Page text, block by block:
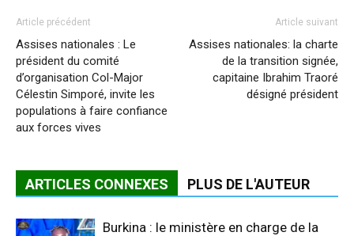
Article précédent
Assises nationales : Le
président du comité
d’organisation Col-Major
Célestin Simporé, invite les
populations à faire confiance
aux forces vives
Article suivant
Assises nationales: la charte
de la transition signée,
capitaine Ibrahim Traoré
désigné président
ARTICLES CONNEXES PLUS DE L'AUTEUR
Burkina : le ministère en charge de la